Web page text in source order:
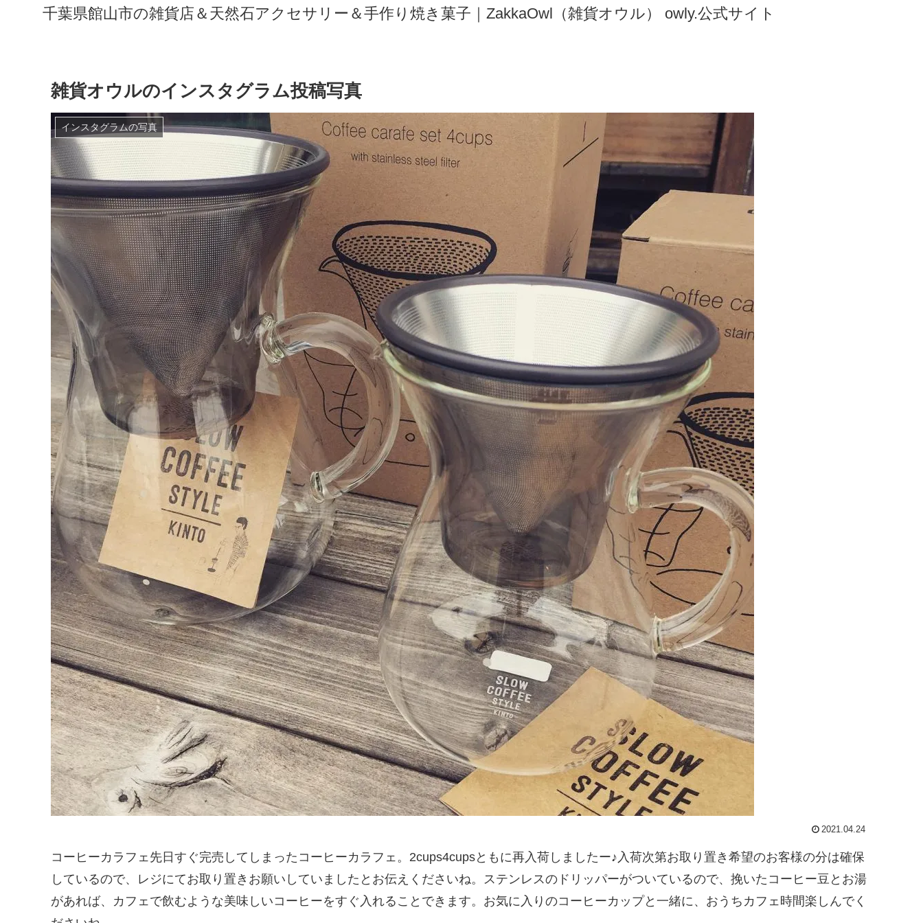
千葉県館山市の雑貨店＆天然石アクセサリー＆手作り焼き菓子｜ZakkaOwl（雑貨オウル） owly.公式サイト
雑貨オウルのインスタグラム投稿写真
インスタグラムの写真
2021.04.24
コーヒーカラフェ先日すぐ完売してしまったコーヒーカラフェ。2cups4cupsともに再入荷しましたー♪入荷次第お取り置き希望のお客様の分は確保
しているので、レジにてお取り置きお願いしていましたとお伝えくださいね。ステンレスのドリッパーがついているので、挽いたコーヒー豆とお湯
があれば、カフェで飲むような美味しいコーヒーをすぐ入れることできます。お気に入りのコーヒーカップと一緒に、おうちカフェ時間楽しんでく